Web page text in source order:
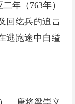
年（763年）
回纥兵的追击
逃跑途中自缢